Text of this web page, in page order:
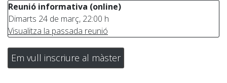
Reunió informativa (online)
Dimarts 24 de març, 22:00 h
Visualitza la passada reunió
Em vull inscriure al màster